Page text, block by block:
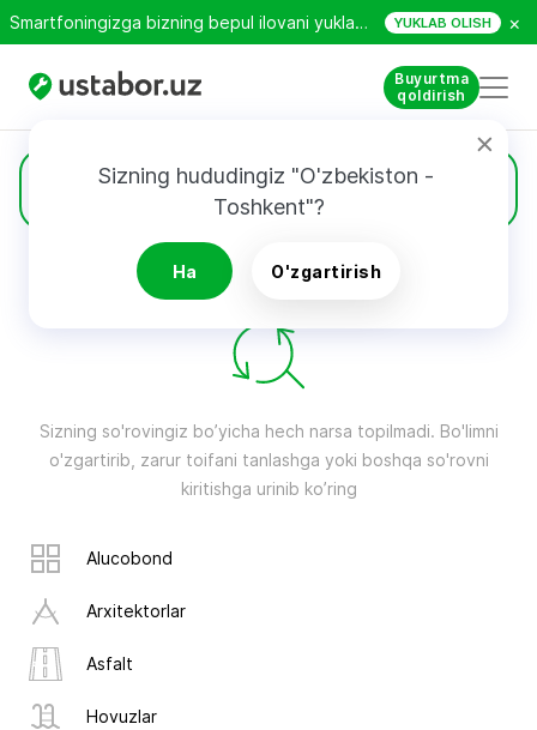
Smartfoningizga bizning bepul ilovani yuklab oling! YUKLAB OLISH ×
Buyurtma
qoldirish
Sizning hududingiz "O'zbekiston -
Toshkent"?
Ha O'zgartirish
Alucobond
QIDIRUV NATIJALARI
Sizning so'rovingiz bo’yicha hech narsa topilmadi. Bo'limni
o'zgartirib, zarur toifani tanlashga yoki boshqa so'rovni
kiritishga urinib ko’ring
Alucobond
Arxitektorlar
Asfalt
Hovuzlar